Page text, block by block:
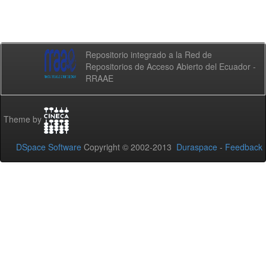
Repositorio integrado a la Red de
Repositorios de Acceso Abierto del Ecuador -
RRAAE
Theme by
DSpace Software Copyright © 2002-2013 Duraspace - Feedback